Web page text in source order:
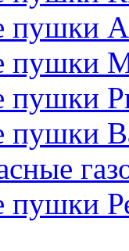
пушки
пушки
пушки
пушки
пушки